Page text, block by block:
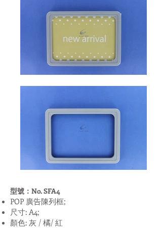
型號：No. SFA4
POP 廣告陳列框;
尺寸: A4;
顏色: 灰 / 橘/ 紅